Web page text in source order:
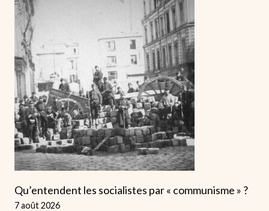
Qu’entendent les socialistes par « communisme » ?
7 août 2026